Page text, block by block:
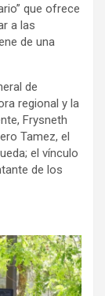
que ofrece
a las
de una
de
regional y la
Frysneth
Tamez, el
el vínculo
de los